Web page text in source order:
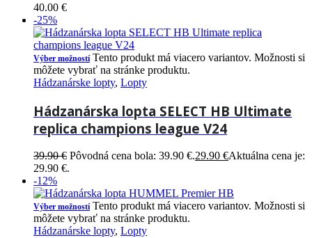
40.00 €
-25%
Výber možností Tento produkt má viacero variantov. Možnosti si
môžete vybrať na stránke produktu.
Hádzanárske lopty, Lopty
Hádzanárska lopta SELECT HB Ultimate
replica champions league V24
39.90€ Pôvodná cena bola: 39.90 €.29.90 €Aktuálna cena je:
29.90 €.
-12%
Výber možností Tento produkt má viacero variantov. Možnosti si
môžete vybrať na stránke produktu.
Hádzanárske lopty, Lopty